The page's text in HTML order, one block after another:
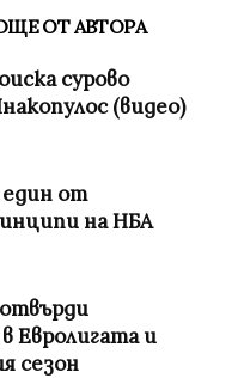
ОТ АВТОРА
сурово
(видео)
един от
на НБА
Евролигата и
сезон